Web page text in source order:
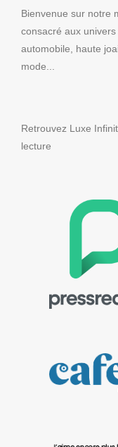
Bienvenue sur notre
consacré aux
automobile, haute
mode...
Retrouvez Luxe
lecture